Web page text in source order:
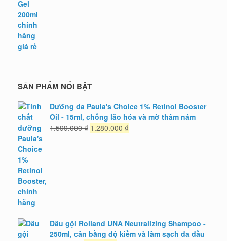
SẢN PHẨM NỔI BẬT
Dưỡng da Paula's Choice 1% Retinol Booster
Oil - 15ml, chống lão hóa và mờ thâm nám
1.599.000₫ Giá
1.280.000 ₫Giá
Dầu gội Rolland UNA Neutralizing Shampoo -
250ml, cân bằng độ kiềm và làm sạch da đầu